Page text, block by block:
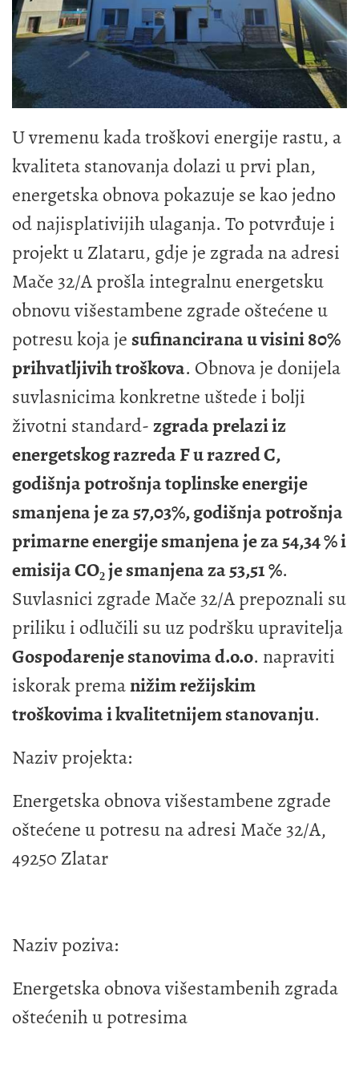
U vremenu kada troškovi energije rastu, a
kvaliteta stanovanja dolazi u prvi plan,
energetska obnova pokazuje se kao jedno
od najisplativijih ulaganja. To potvrđuje i
projekt u Zlataru, gdje je zgrada na adresi
Mače 32/A prošla integralnu energetsku
obnovu višestambene zgrade oštećene u
potresu koja jesufinancirana u visini 80%
prihvatljivih troškova. Obnova je donijela
suvlasnicima konkretne uštede i bolji
životni standard-zgrada prelazi iz
energetskog razreda F u razred C,
godišnja potrošnja toplinske energije
smanjena je za 57,03%, godišnja potrošnja
primarne energije smanjena je za 54,34 % i
emisija CO₂ je smanjena za 53,51 %.
Suvlasnici zgrade Mače 32/A prepoznali su
priliku i odlučili su uz podršku upravitelja
Gospodarenje stanovima d.o.o. napraviti
iskorak premanižim režijskim
troškovima i kvalitetnijem stanovanju.
Naziv projekta:
Energetska obnova višestambene zgrade
oštećene u potresu na adresi Mače 32/A,
49250 Zlatar
Naziv poziva:
Energetska obnova višestambenih zgrada
oštećenih u potresima